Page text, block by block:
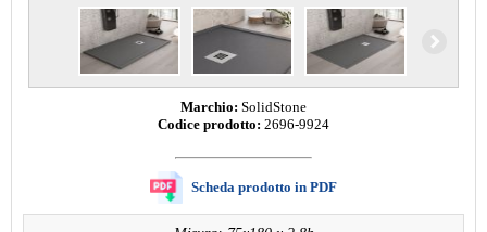
Marchio: SolidStone
Codice prodotto: 2696-9924
Scheda prodotto in PDF